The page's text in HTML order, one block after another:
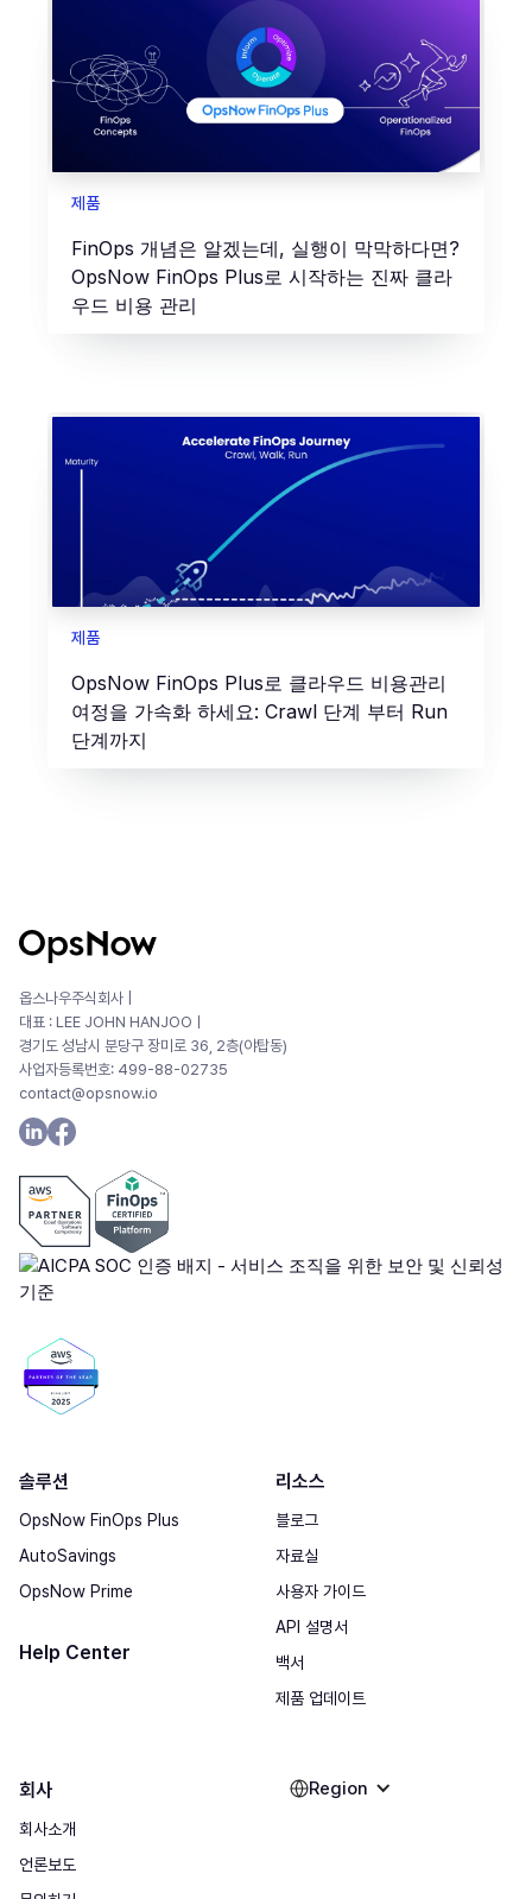
제품
FinOps 개념은 알겠는데, 실행이 막막하다면?
OpsNow FinOps Plus로 시작하는 진짜 클라
우드 비용 관리
제품
OpsNow FinOps Plus로 클라우드 비용관리
여정을 가속화 하세요: Crawl 단계 부터 Run
단계까지
옵스나우주식회사 |
대표 : LEE JOHN HANJOOㅣ
경기도 성남시 분당구 장미로 36, 2층(야탑동)
사업자등록번호: 499-88-02735
contact@opsnow.io
솔루션
OpsNow FinOps Plus
AutoSavings
OpsNow Prime
Help Center
리소스
블로그
자료실
사용자 가이드
API 설명서
백서
제품 업데이트
회사
회사소개
언론보도
Region